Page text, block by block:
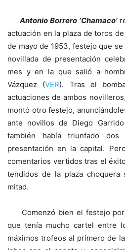
Antonio Borrero ‘Chamaco’
actuación en la plaza de toros
de mayo de 1953, festejo que
novillada de presentación
mes y en la que salió a
Vázquez (VER). Tras el
actuaciones de ambos
montó otro festejo,
ante novillos de Diego
también había triunfado
presentación en la capital.
comentarios vertidos tras el
tendidos de la plaza
mitad.
Comenzó bien el festejo por
que tenía mucho cartel entre
máximos trofeos al primero de